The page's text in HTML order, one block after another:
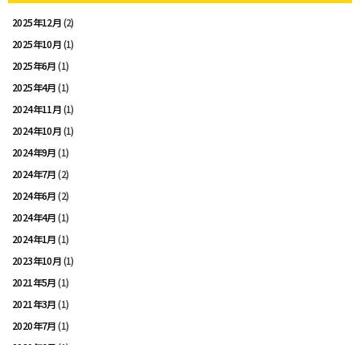
2025年12月(2)
2025年10月(1)
2025年6月(1)
2025年4月(1)
2024年11月(1)
2024年10月(1)
2024年9月(1)
2024年7月(2)
2024年6月(2)
2024年4月(1)
2024年1月(1)
2023年10月(1)
2021年5月(1)
2021年3月(1)
2020年7月(1)